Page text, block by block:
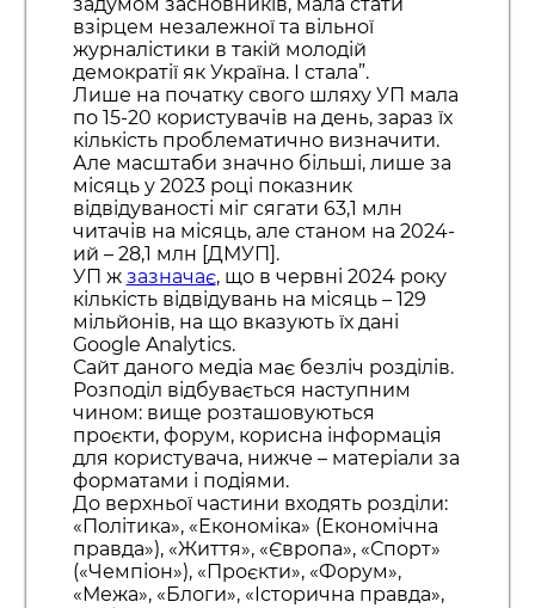
задумом засновників, мала стати
взірцем незалежної та вільної
журналістики в такій молодій
демократії як Україна. І стала”.
Лише на початку свого шляху УП мала
по 15-20 користувачів на день, зараз їх
кількість проблематично визначити.
Але масштаби значно більші, лише за
місяць у 2023 році показник
відвідуваності міг сягати 63,1 млн
читачів на місяць, але станом на 2024-
ий – 28,1 млн [ДМУП].
УП ж зазначає, що в червні 2024 року
кількість відвідувань на місяць – 129
мільйонів, на що вказують їх дані
Google Analytics.
Сайт даного медіа має безліч розділів.
Розподіл відбувається наступним
чином: вище розташовуються
проєкти, форум, корисна інформація
для користувача, нижче – матеріали за
форматами і подіями.
До верхньої частини входять розділи:
«Політика», «Економіка» (Економічна
правда»), «Життя», «Європа», «Спорт»
(«Чемпіон»), «Проєкти», «Форум»,
«Межа», «Блоги», «Історична правда»,